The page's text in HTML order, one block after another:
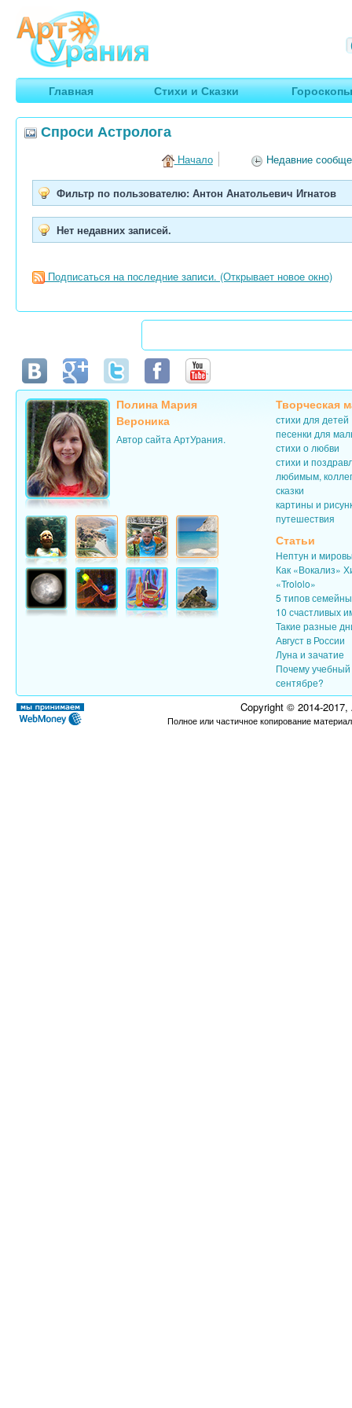
АртУрания
Умные гороскопы, творчество, путешествия
Главная Стихи и Сказки Гороскопы
Спроси Астролога
Начало Недавние
Фильтр по пользователю: Антон Анатольевич Игнатов
Нет недавних записей.
Подписаться на последние записи. (Открывает новое окно)
Полина Мария
Вероника
Автор сайта АртУрания.
Творческая
стихи для детей
песенки для
стихи о любви
стихи и
любимым,
сказки
картины и
путешествия
Статьи
Нептун и
Как «Вокализ»
«Trololo»
5 типов
10 счастливых
Такие разные
Август в России
Луна и зачатие
Почему учебный
сентябре?
Copyright © 2014-
Полное или частичное копирование